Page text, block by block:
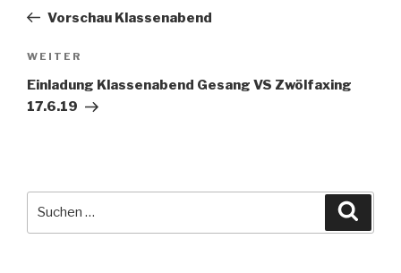
Beitrag
Vorschau Klassenabend
Nächster
Beitrag
WEITER
Einladung Klassenabend Gesang VS Zwölfaxing
17.6.19